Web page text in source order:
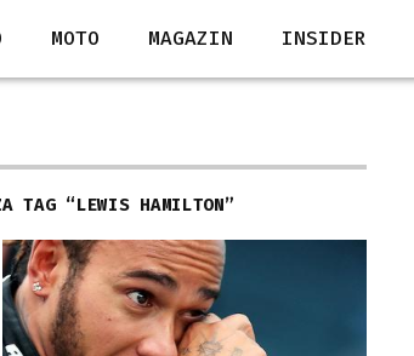
MOTO MAGAZIN INSIDER
TAG “LEWIS HAMILTON”